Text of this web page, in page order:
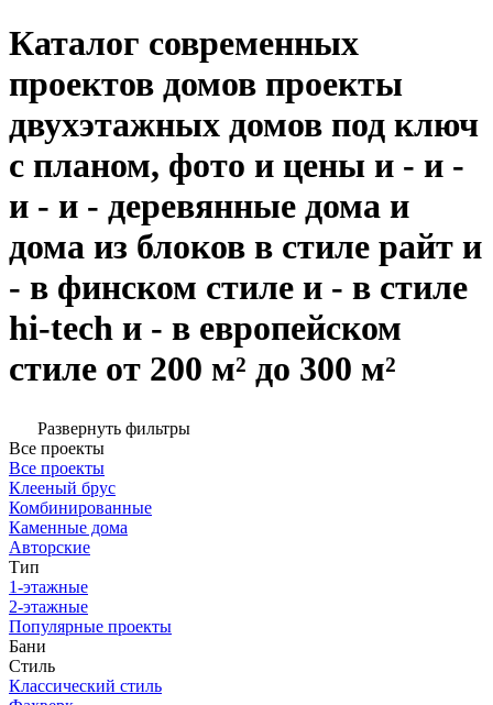
Каталог современных
проектов домов проекты
двухэтажных домов под ключ
с планом, фото и цены и - и -
и - и - деревянные дома и
дома из блоков в стиле райт и
- в финском стиле и - в стиле
hi-tech и - в европейском
стиле от 200 м² до 300 м²
Развернуть фильтры
Все проекты
Все проекты
Клееный брус
Комбинированные
Каменные дома
Авторские
Тип
1-этажные
2-этажные
Популярные проекты
Бани
Стиль
Классический стиль